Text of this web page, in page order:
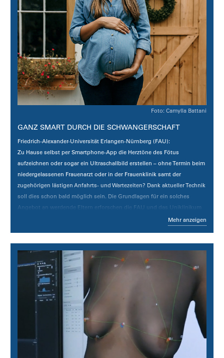
Link zum Projekt
Foto: Camylla Battani
GANZ SMART DURCH DIE SCHWANGERSCHAFT
Friedrich-Alexander-Universität Erlangen-Nürnberg (FAU):
Zu Hause selbst per Smartphone-App die Herztöne des Fötus
aufzeichnen oder sogar ein Ultraschallbild erstellen – ohne Termin beim
niedergelassenen Frauenarzt oder in der Frauenklinik samt der
zugehörigen lästigen Anfahrts- und Wartezeiten? Dank aktueller Technik
soll dies schon bald möglich sein. Die Grundlagen für ein solches
Angebot an werdende Eltern erforschen die FAU und das Uniklinikum
Mehr anzeigen